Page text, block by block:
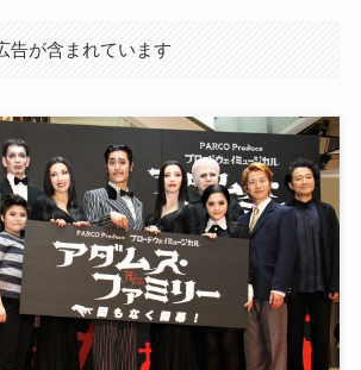
告が含まれています